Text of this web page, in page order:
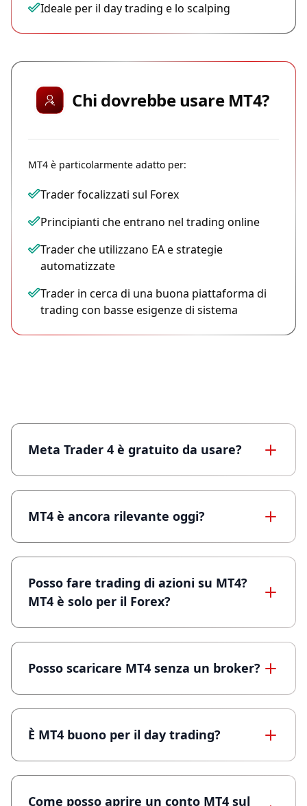
Ideale per il day trading e lo scalping
Chi dovrebbe usare MT4?
MT4 è particolarmente adatto per:
Trader focalizzati sul Forex
Principianti che entrano nel trading online
Trader che utilizzano EA e strategie
automatizzate
Trader in cerca di una buona piattaforma di
trading con basse esigenze di sistema
Meta Trader 4 è gratuito da usare?
MT4 è ancora rilevante oggi?
Posso fare trading di azioni su MT4?
MT4 è solo per il Forex?
Posso scaricare MT4 senza un broker?
È MT4 buono per il day trading?
Come posso aprire un conto MT4 sul